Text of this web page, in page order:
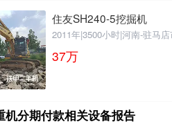
住友SH240-5挖掘机
2011年|3500小时|河南-驻马店
37万
机分期付款相关设备报告